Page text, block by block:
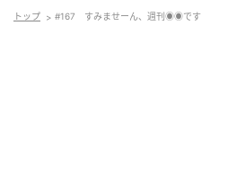
トップ #167 すみませーん、週刊◉◉です